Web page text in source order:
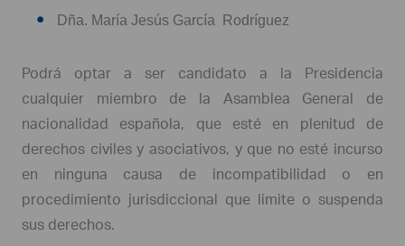
Dña. María Jesús García Rodríguez
Podrá optar a ser candidato a la Presidencia
cualquier miembro de la Asamblea General de
nacionalidad española, que esté en plenitud de
derechos civiles y asociativos, y que no esté incurso
en ninguna causa de incompatibilidad o en
procedimiento jurisdiccional que limite o suspenda
sus derechos.